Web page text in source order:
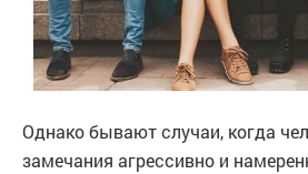
Однако бывают случаи, когда
замечания агрессивно и